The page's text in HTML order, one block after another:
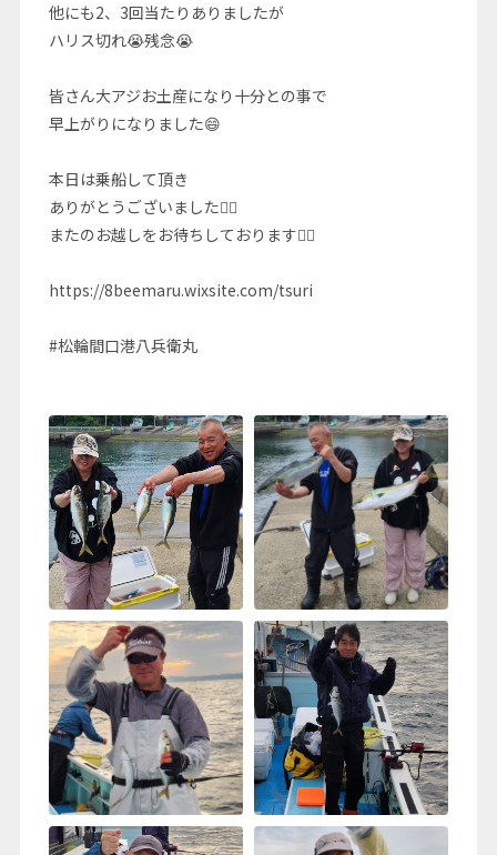
他にも2、3回当たりありましたが
ハリス切れ😭残念😭
皆さん大アジお土産になり十分との事で
早上がりになりました😄
本日は乗船して頂き
ありがとうございました🙇‍♂️
またのお越しをお待ちしております🙇‍♂️
https://8beemaru.wixsite.com/tsuri
#松輪間口港八兵衛丸